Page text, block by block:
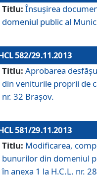
Titlu: Însuşirea
domeniul public al
582/29.11.2013
Titlu: Aprobarea
din veniturile proprii de
nr. 32 Braşov.
581/29.11.2013
Titlu: Modificarea,
bunurilor din domeniul
în anexa 1 la H.C.L. nr.